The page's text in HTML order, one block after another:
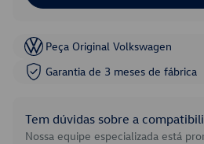
Peça Original Volkswagen
Garantia de 3 meses de fábrica
Tem dúvidas sobre a
Nossa equipe especializada está